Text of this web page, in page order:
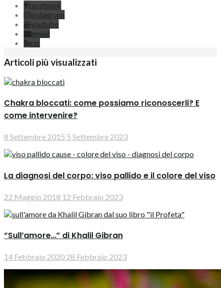
facebook
instagram
youtube
email
rss
Articoli più visualizzati
Chakra bloccati: come possiamo riconoscerli? E
come intervenire?
8 Settembre 2015 5 Settembre 2023
La diagnosi del corpo: viso pallido e il colore del viso
22 Maggio 2018 12 Febbraio 2023
“Sull’amore…” di Khalil Gibran
14 Febbraio 2020 28 Febbraio 2023